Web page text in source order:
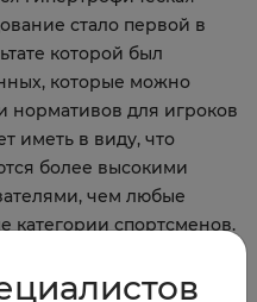
стало первой в
которой был
которые можно
нормативов для игроков
иметь в виду, что
более высокими
чем любые
категории спортсменов.